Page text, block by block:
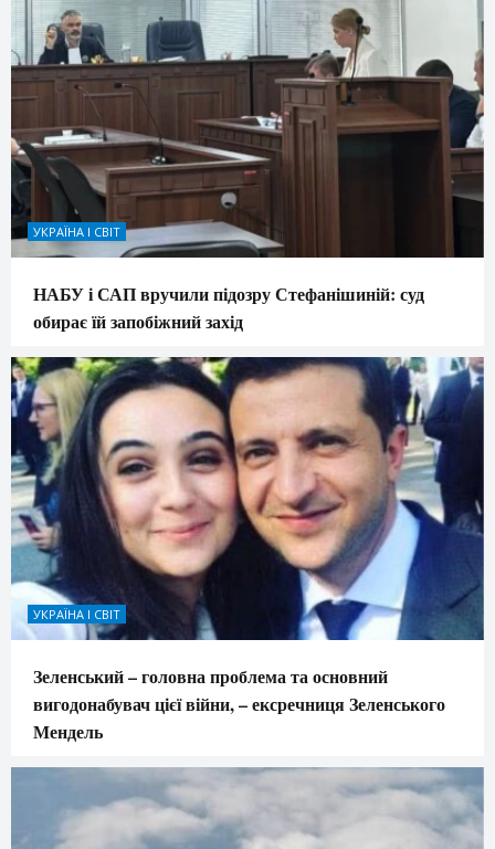
УКРАЇНА І СВІТ
НАБУ і САП вручили підозру Стефанішиній: суд
обирає їй запобіжний захід
УКРАЇНА І СВІТ
Зеленський – головна проблема та основний
вигодонабувач цієї війни, – ексречниця Зеленського
Мендель